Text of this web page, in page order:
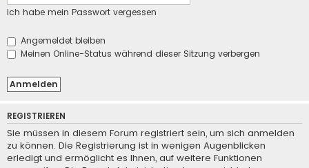
Ich habe mein Passwort vergessen
Angemeldet bleiben
Meinen Online-Status während dieser Sitzung verbergen
REGISTRIEREN
Sie müssen in diesem Forum registriert sein, um sich anmelden
zu können. Die Registrierung ist in wenigen Augenblicken
erledigt und ermöglicht es Ihnen, auf weitere Funktionen